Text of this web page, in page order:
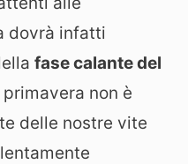
dovrà infatti
fase calante del
non è
delle nostre vite